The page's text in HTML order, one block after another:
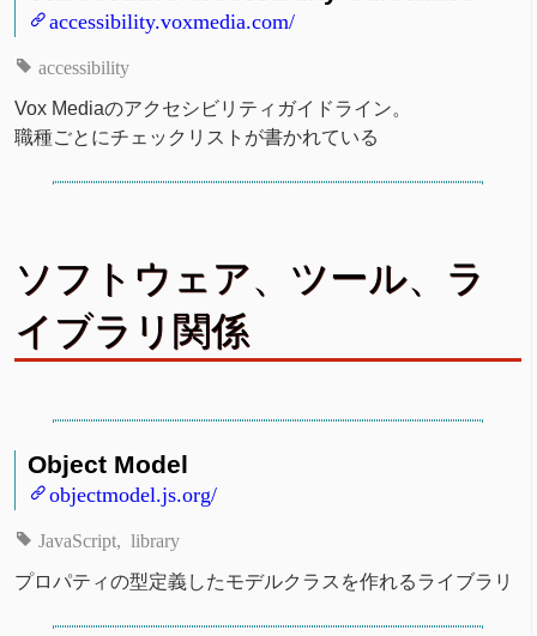
accessibility.voxmedia.com/
accessibility
Vox Mediaのアクセシビリティガイドライン。
職種ごとにチェックリストが書かれている
ソフトウェア、ツール、ラ
イブラリ関係
Object Model
objectmodel.js.org/
JavaScript library
プロパティの型定義したモデルクラスを作れるライブラリ